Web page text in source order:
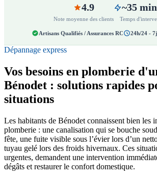
4.9
Note moyenne des clients
~35
Temps
Artisans Qualifiés / Assurances RC 24h/24 -
Dépannage express
Vos besoins en plomberie
Bénodet : solutions rapides
situations
Les habitants de Bénodet connaissent bien les
plomberie : une canalisation qui se bouche
fête, une fuite visible sous l’évier lors d’un
tuyau gelé lors des froids hivernaux. Ces
urgentes, demandent une intervention
dégâts et restaurer le confort domestique.